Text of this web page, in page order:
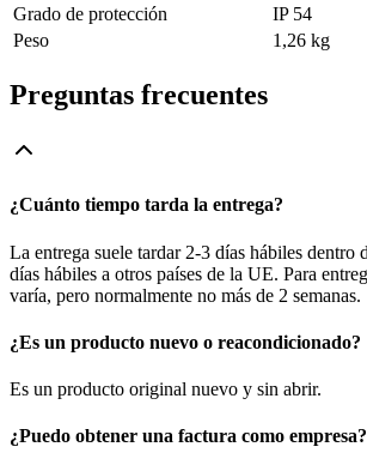
Grado de protección
IP 54
Peso
1,26 kg
Preguntas frecuentes
¿Cuánto tiempo tarda la entrega?
La entrega suele tardar 2-3 días hábiles dentro
días hábiles a otros países de la UE. Para
varía, pero normalmente no más de 2 semanas.
¿Es un producto nuevo o reacondicionado?
Es un producto original nuevo y sin abrir.
¿Puedo obtener una factura como empresa?